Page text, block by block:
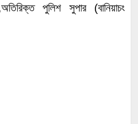
পুলিশ সুপার (বানিয়াচং